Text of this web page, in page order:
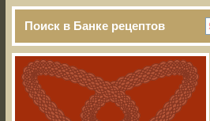
Поиск в Банке рецептов